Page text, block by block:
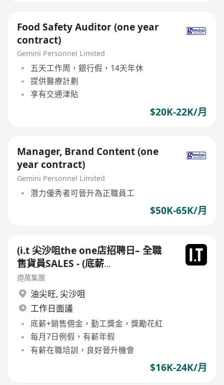
Food Safety Auditor (one year
contract)
Gemini Personnel Limited
五天工作周，銀行假，14天年休
提供醫療計劃
享有交通津貼
$20K-22K/月
Manager, Brand Content (one
year contract)
Gemini Personnel Limited
潛力優秀者可晉升為正職員工
$50K-65K/月
(i.t 尖沙咀the one店招聘日– 全職
售貨員SALES - (底薪
$15,500-$16,000+佣+勤工$500
)+每月7日例假
遵萬集團
油尖旺, 尖沙咀
工作日面議
底薪+銷售佣金，勤工獎金，獎勵花紅
每月7日例假，有薪年假
有薪在職培訓，良好晉升機會
$16K-24K/月